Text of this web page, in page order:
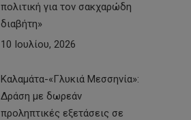
πολιτική για τον σακχαρώδη
διαβήτη»
10 Ιουλίου, 2026
Καλαμάτα-«Γλυκιά Μεσσηνία»:
Δράση με δωρεάν
προληπτικές εξετάσεις σε